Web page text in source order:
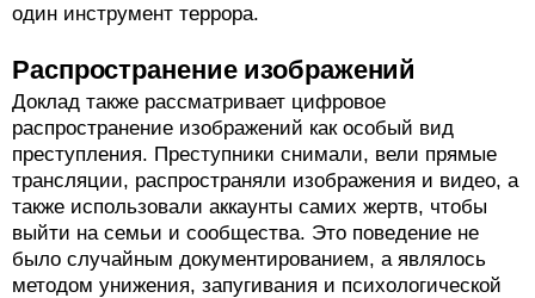
один инструмент террора.
Распространение изображений
Доклад также рассматривает цифровое
распространение изображений как особый вид
преступления. Преступники снимали, вели прямые
трансляции, распространяли изображения и видео, а
также использовали аккаунты самих жертв, чтобы
выйти на семьи и сообщества. Это поведение не
было случайным документированием, а являлось
методом унижения, запугивания и психологической